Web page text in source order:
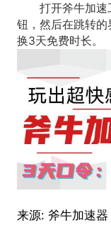
打开斧牛加
钮，然后在跳转
换3天免费时长。
来源: 斧牛加速器